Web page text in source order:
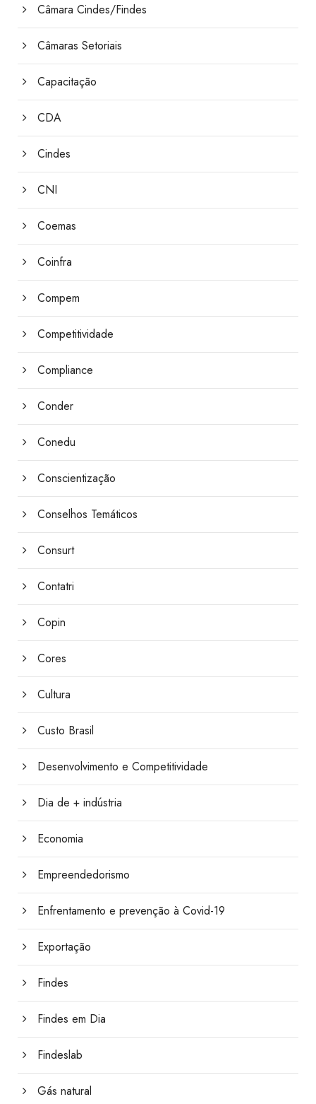
Câmara Cindes/Findes
Câmaras Setoriais
Capacitação
CDA
Cindes
CNI
Coemas
Coinfra
Compem
Competitividade
Compliance
Conder
Conedu
Conscientização
Conselhos Temáticos
Consurt
Contatri
Copin
Cores
Cultura
Custo Brasil
Desenvolvimento e Competitividade
Dia de + indústria
Economia
Empreendedorismo
Enfrentamento e prevenção à Covid-19
Exportação
Findes
Findes em Dia
Findeslab
Gás natural